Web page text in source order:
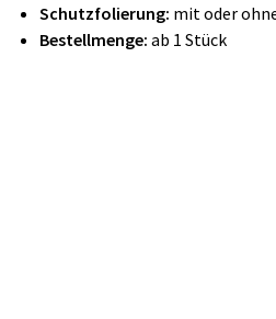
Schutzfolierung: mit oder
Bestellmenge: ab 1 Stück